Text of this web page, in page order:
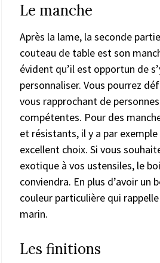
Le manche
Après la lame, la seconde
couteau de table est son
évident qu’il est opportun de
personnaliser. Vous pourrez
vous rapprochant de
compétentes. Pour des
et résistants, il y a par exemple
excellent choix. Si vous
exotique à vos ustensiles, le
conviendra. En plus d’avoir un
couleur particulière qui
marin.
Les finitions